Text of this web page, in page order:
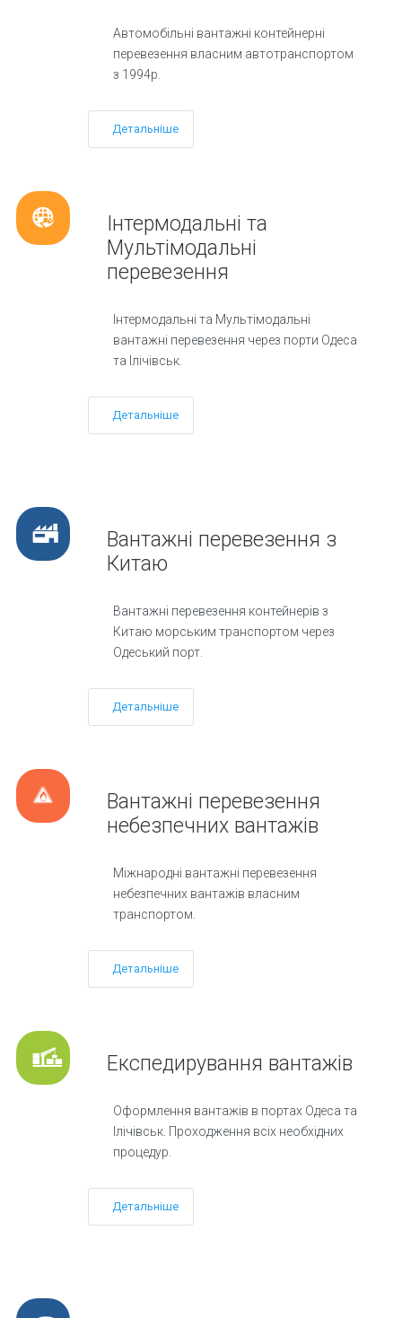
Автомобільні вантажні контейнерні
перевезення власним автотранспортом
з 1994р.
Детальніше
Інтермодальні та
Мультімодальні
перевезення
Інтермодальні та Мультімодальні
вантажні перевезення через порти Одеса
та Ілічівськ.
Детальніше
Вантажні перевезення з
Китаю
Вантажні перевезення контейнерів з
Китаю морським транспортом через
Одеський порт.
Детальніше
Вантажні перевезення
небезпечних вантажів
Міжнародні вантажні перевезення
небезпечних вантажів власним
транспортом.
Детальніше
Експедирування вантажів
Оформлення вантажів в портах Одеса та
Ілічівськ. Проходження всіх необхідних
процедур.
Детальніше